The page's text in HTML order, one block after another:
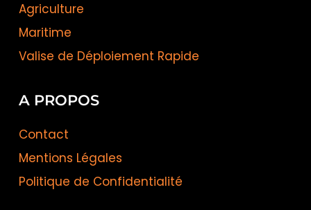
Agriculture
Maritime
Valise de Déploiement Rapide
A PROPOS
Contact
Mentions Légales
Politique de Confidentialité